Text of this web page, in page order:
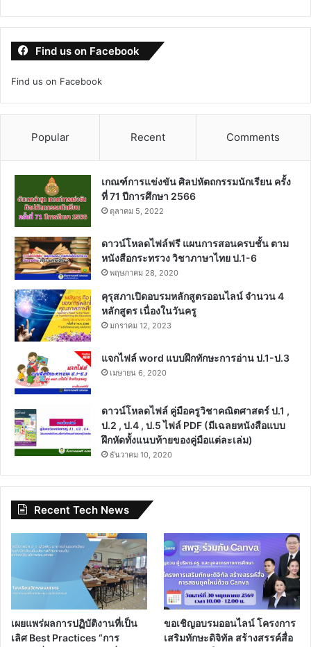
Find us on Facebook
Find us on Facebook
Popular Recent Comments
เกณฑ์การแข่งขัน ศิลปหัตถกรรมนักเรียน ครั้ง
ที่ 71 ปีการศึกษา 2566
ตุลาคม 5, 2022
ดาวน์โหลดไฟล์ฟรี แผนการสอนครบชั้น ตาม
หนังสือกระทรวง วิชาภาษาไทย ป.1-6
พฤษภาคม 28, 2020
คุรุสภาเปิดอบรมหลักสูตรออนไลน์ จำนวน 4
หลักสูตร เนื่องในวันครู
มกราคม 12, 2023
แจกไฟล์ word แบบฝึกทักษะการอ่าน ป.1-ป.3
เมษายน 6, 2020
ดาวน์โหลดไฟล์ คู่มือครูวิชาคณิตศาสตร์ ป.1 ,
ป.2 , ป.4 , ป.5 ไฟล์ PDF (มีเฉลยหนังสือแบบ
ฝึกหัดทั้งแนบท้ายของคู่มือแต่ละเล่ม)
ธันวาคม 10, 2020
Recent Tech News
เผยแพร่ผลการปฏิบัติงานที่เป็น
เลิศ Best Practices “การ
ขอเชิญอบรมออนไลน์ โครงการ
เสริมทักษะดิจิทัล สร้างสรรค์สื่อ